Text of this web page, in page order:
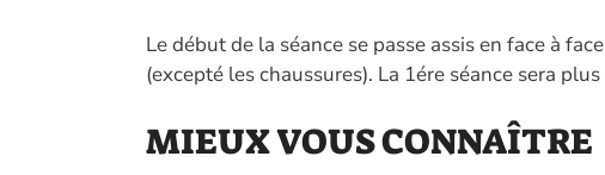
Le début de la séance se passe assis en face à
(excepté les chaussures). La 1ére séance sera
MIEUX VOUS CONNAÎTRE